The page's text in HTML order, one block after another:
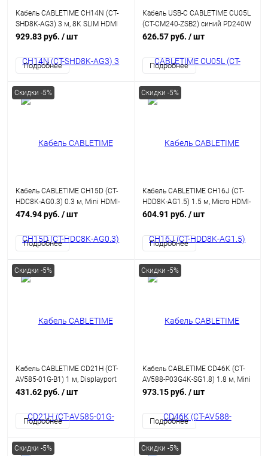
Кабель CABLETIME CH14N (CT-
SHD8K-AG3) 3 м, 8K SLIM HDMI
2.1, позолоченный, 8K/60 Гц,
929.83 руб. / шт
Подробнее
Кабель USB-C CABLETIME CU05L
(CT-CM240-ZSB2) синий PD240W
240 Вт 2 м для iPhone 15 Pro
626.57 руб. / шт
Подробнее
Скидки -5%
Кабель CABLETIME CH15D (CT-
HDC8K-AG0.3) 0.3 м, Mini HDMI-
HDMI 8K60Hz
474.94 руб. / шт
Подробнее
Скидки -5%
Кабель CABLETIME CH16J (CT-
HDD8K-AG1.5) 1.5 м, Micro HDMI-
HDMI 8K60Hz
604.91 руб. / шт
Подробнее
Скидки -5%
Кабель CABLETIME CD21H (CT-
AV585-01G-B1) 1 м, Displayport
CABLETIME 1.2v Displayport to
ПВХ-оболочка
431.62 руб. / шт
Подробнее
Скидки -5%
Кабель CABLETIME CD46K (CT-
AV588-P03G4K-SG1.8) 1.8 м, Mini
DisplayPort - HDMI, Mini DP Male -
светодиодом
973.15 руб. / шт
Подробнее
Скидки -5% Скидки -5%